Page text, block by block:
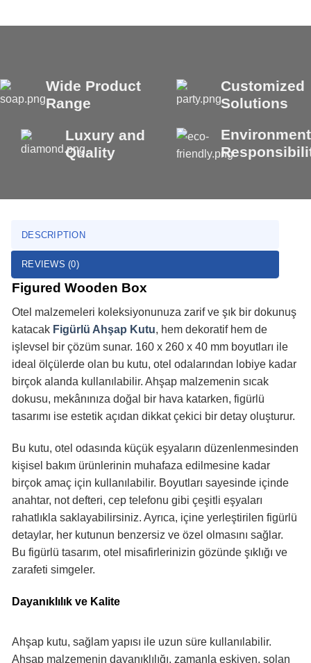
Wide Product
Range
Customized
Solutions
Luxury and
Quality
DESCRIPTION
REVIEWS (0)
Figured Wooden Box
Otel malzemeleri koleksiyonunuza zarif ve şık bir dokunuş
katacak Figürlü Ahşap Kutu, hem dekoratif hem de
işlevsel bir çözüm sunar. 160 x 260 x 40 mm boyutları ile
ideal ölçülerde olan bu kutu, otel odalarından lobiye kadar
birçok alanda kullanılabilir. Ahşap malzemenin sıcak
dokusu, mekânınıza doğal bir hava katarken, figürlü
tasarımı ise estetik açıdan dikkat çekici bir detay oluşturur.
Bu kutu, otel odasında küçük eşyaların düzenlenmesinden
kişisel bakım ürünlerinin muhafaza edilmesine kadar
birçok amaç için kullanılabilir. Boyutları sayesinde içinde
anahtar, not defteri, cep telefonu gibi çeşitli eşyaları
rahatlıkla saklayabilirsiniz. Ayrıca, içine yerleştirilen figürlü
detaylar, her kutunun benzersiz ve özel olmasını sağlar.
Bu figürlü tasarım, otel misafirlerinizin gözünde şıklığı ve
zarafeti simgeler.
Dayanıklılık ve Kalite
Ahşap kutu, sağlam yapısı ile uzun süre kullanılabilir.
Ahşap malzemenin dayanıklılığı, zamanla eskiyen, solan